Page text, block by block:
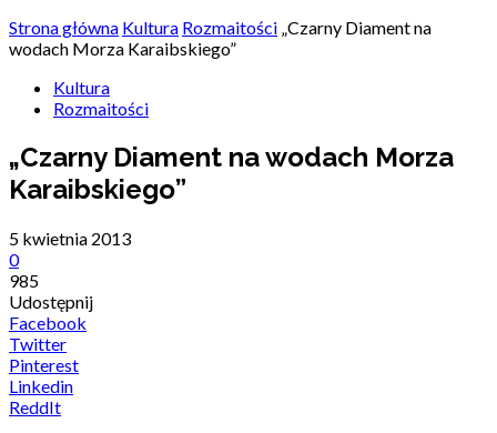
Strona główna Kultura Rozmaitości „Czarny Diament na
wodach Morza Karaibskiego”
Kultura
Rozmaitości
„Czarny Diament na wodach Morza
Karaibskiego”
5 kwietnia 2013
0
985
Udostępnij
Facebook
Twitter
Pinterest
Linkedin
ReddIt